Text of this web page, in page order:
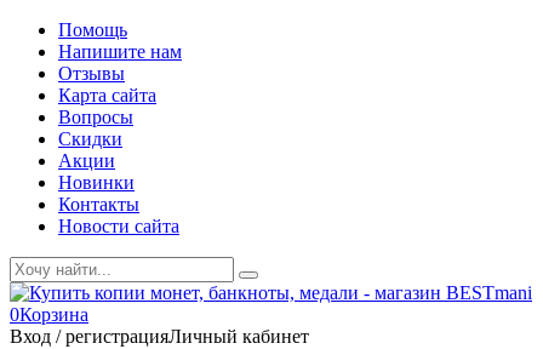
Помощь
Напишите нам
Отзывы
Карта сайта
Вопросы
Скидки
Акции
Новинки
Контакты
Новости сайта
0Корзина
Вход / регистрацияЛичный кабинет